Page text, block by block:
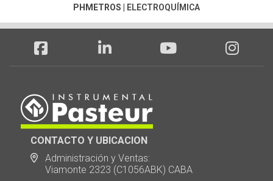
PHMETROS ELECTROQUÍMICA
CONTACTO Y UBICACION
Administración y Ventas:
Viamonte 2323 (C1056ABK) CABA